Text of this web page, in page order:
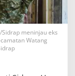
meninjau eks
Watang